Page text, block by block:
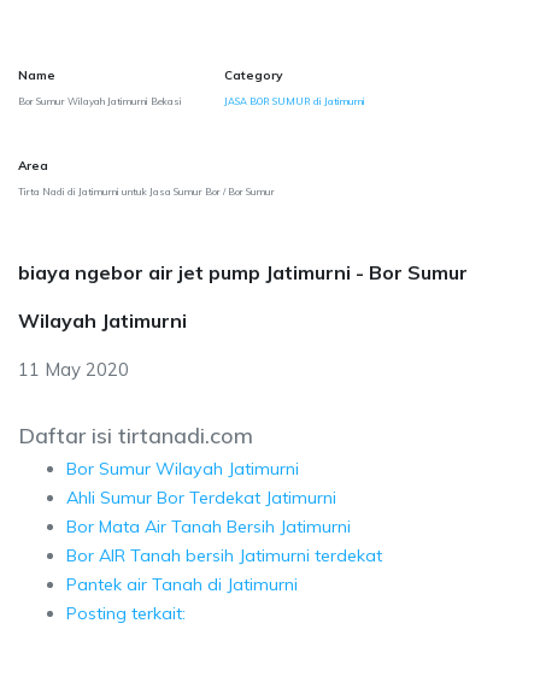
Name
Bor Sumur Wilayah Jatimurni Bekasi
Category
JASA BOR SUMUR di Jatimurni
Area
Tirta Nadi di Jatimurni untuk Jasa Sumur Bor / Bor Sumur
biaya ngebor air jet pump Jatimurni - Bor Sumur
Wilayah Jatimurni
11 May 2020
Daftar isi tirtanadi.com
Bor Sumur Wilayah Jatimurni
Ahli Sumur Bor Terdekat Jatimurni
Bor Mata Air Tanah Bersih Jatimurni
Bor AIR Tanah bersih Jatimurni terdekat
Pantek air Tanah di Jatimurni
Posting terkait: